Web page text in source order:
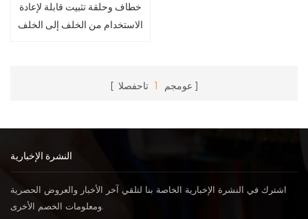
خطاف وحلقة تثبيت قابلة لإعادة
الاستخدام من الخلف إلى الخلف
عومجم 1 تاحفصلا
النشرة الإخبارية
اشترك في النشرة الإخبارية الخاصة بنا لتلقي آخر الأخبار والعروض الحصرية
ومعلومات الخصم الأخرى.